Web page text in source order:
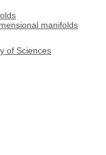
manifolds
of Sciences